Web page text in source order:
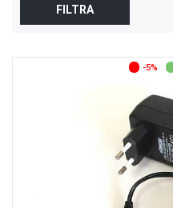
FILTRA
-5%